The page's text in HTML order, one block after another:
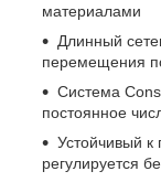
материалами
Длинный
перемещения
Система
постоянное
Устойчивый
регулируется